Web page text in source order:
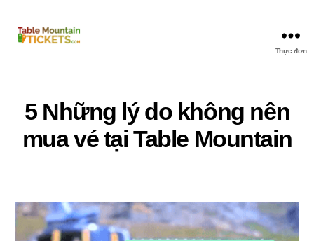
Bàn
Thực đơn
5 Những lý do không nên
mua vé tại Table Mountain